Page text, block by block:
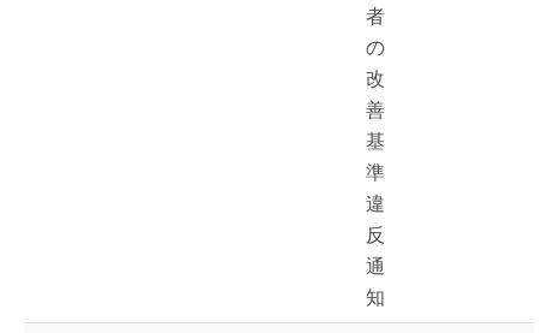
者
の
改
善
基
準
違
反
通
知